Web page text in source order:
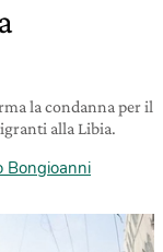
la condanna per il
alla Libia.
Bongioanni